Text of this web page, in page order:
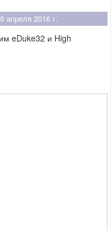
апреля 2016 г.
eDuke32 и High